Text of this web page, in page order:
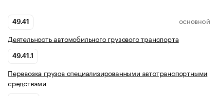
49.41 ОСНОВНОЙ
Деятельность автомобильного грузового транспорта
49.41.1
Перевозка грузов специализированными автотранспортными
средствами